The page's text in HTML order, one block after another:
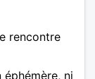
rencontre
ni